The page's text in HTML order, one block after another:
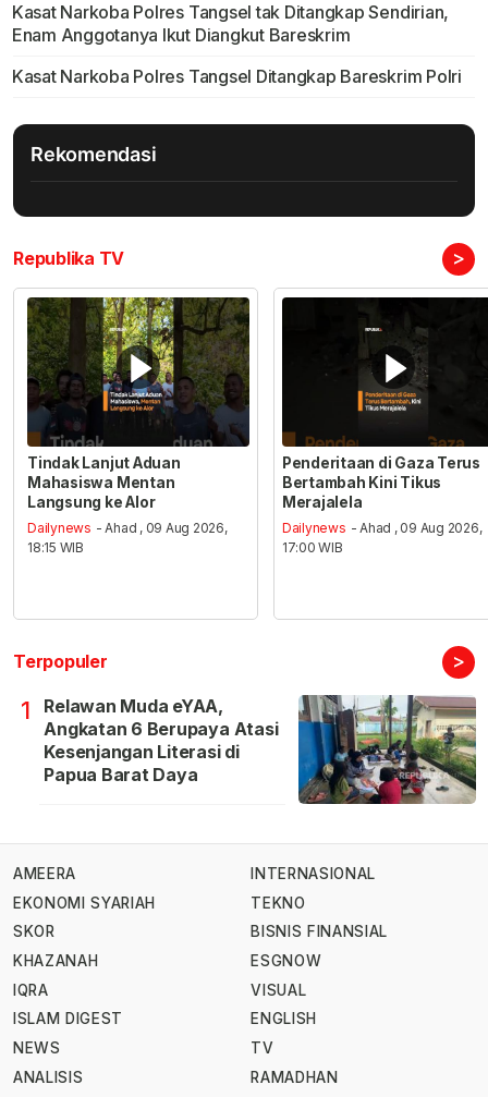
Kasat Narkoba Polres Tangsel tak Ditangkap Sendirian,
Enam Anggotanya Ikut Diangkut Bareskrim
Kasat Narkoba Polres Tangsel Ditangkap Bareskrim Polri
Rekomendasi
Republika TV >
Tindak Lanjut Aduan
Mahasiswa Mentan
Langsung ke Alor
Dailynews - Ahad , 09 Aug 2026,
18:15 WIB
Penderitaan di Gaza Terus
Bertambah Kini Tikus
Merajalela
Dailynews - Ahad , 09 Aug 2026,
17:00 WIB
Terpopuler >
1
Relawan Muda eYAA,
Angkatan 6 Berupaya Atasi
Kesenjangan Literasi di
Papua Barat Daya
AMEERA
EKONOMI SYARIAH
SKOR
KHAZANAH
IQRA
ISLAM DIGEST
NEWS
ANALISIS
INTERNASIONAL
TEKNO
BISNIS FINANSIAL
ESGNOW
VISUAL
ENGLISH
TV
RAMADHAN